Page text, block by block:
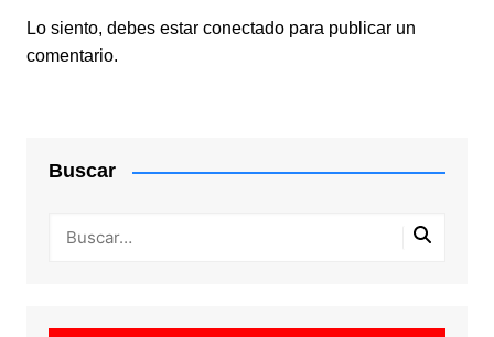
Lo siento, debes estar conectadopara publicar un
comentario.
Buscar